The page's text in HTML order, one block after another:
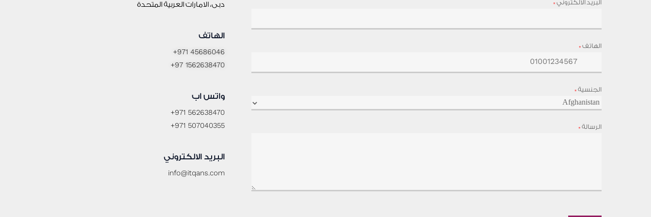
البريد الالكتروني*
الهاتف*
الجنسية*
الرسالة*
دبى، الامارات العربية المتحدة
الهاتف
+971 45686046
+97 1562638470
واتس اب
+971 562638470
+971 507040355
البريد الالكتروني
info@itqans.com